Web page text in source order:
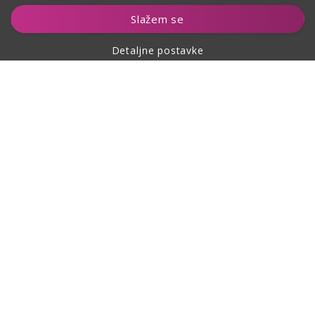
Slažem se
Detaljne postavke
Dodaj u košaricu